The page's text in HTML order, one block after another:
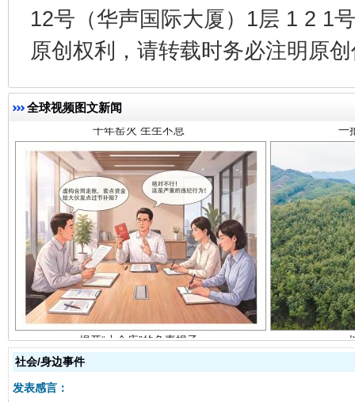
12号（华声国际大厦）1层 1 2 1
原创权利，请转载时务必注明原
全球视频图文新闻
千年窑火 生生不息
揭开“小金库”的免责幌子
社会/身边事件
发表感言：